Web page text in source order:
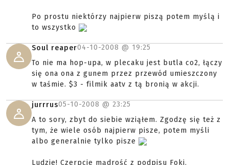
Po prostu niektórzy najpierw piszą potem myślą i
to wszystko
Soul reaper04-10-2008 @ 19:25
To nie ma hop-upa, w plecaku jest butla co2, łączy
się ona ona z gunem przez przewód umieszczony
w taśmie. $3 - filmik aatv z tą bronią w akcji.
jurrrus05-10-2008 @ 23:25
A to sory, zbyt do siebie wziąłem. Zgodzę się też z
tym, że wiele osób najpierw pisze, potem myśli
albo generalnie tylko pisze
Ludzie! Czerpcie mądrość z podpisu Foki.